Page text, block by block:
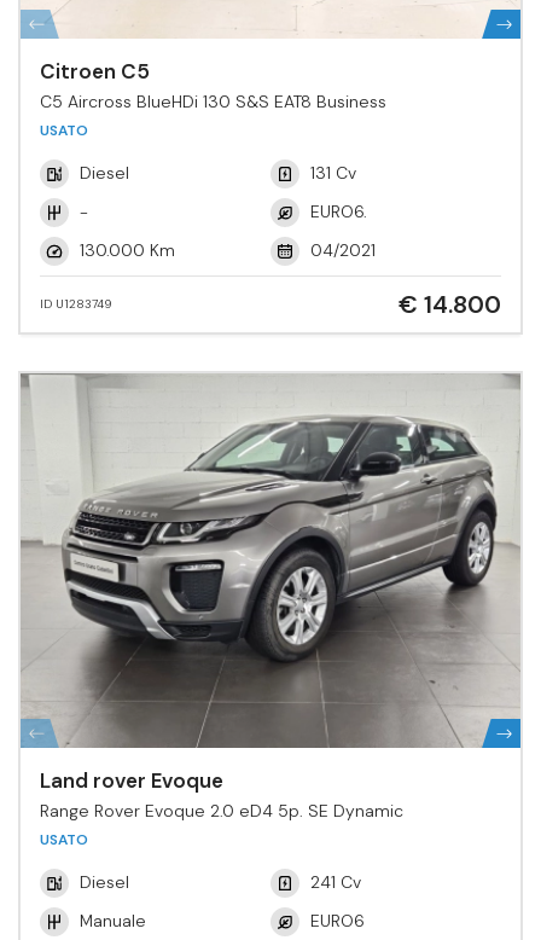
Citroen C5
C5 Aircross BlueHDi 130 S&S EAT8 Business
USATO
Diesel
131 Cv
-
EURO6.
130.000 Km
04/2021
ID U1283749 € 14.800
Land rover Evoque
Range Rover Evoque 2.0 eD4 5p. SE Dynamic
USATO
Diesel
241 Cv
Manuale
EURO6